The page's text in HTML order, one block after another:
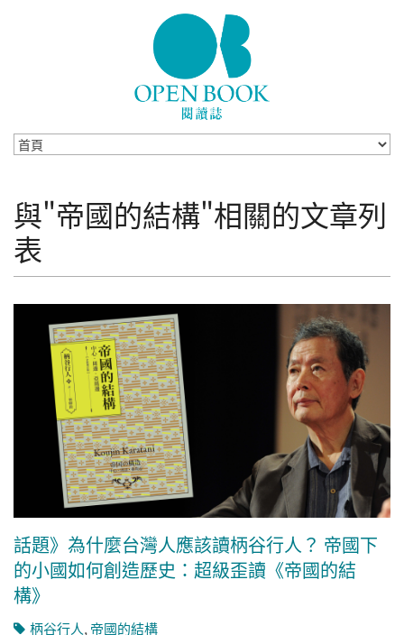
與"帝國的結構"相關的文章列
表
話題》為什麼台灣人應該讀柄谷行人？ 帝國下
的小國如何創造歷史：超級歪讀《帝國的結
構》
柄谷行人,帝國的結構